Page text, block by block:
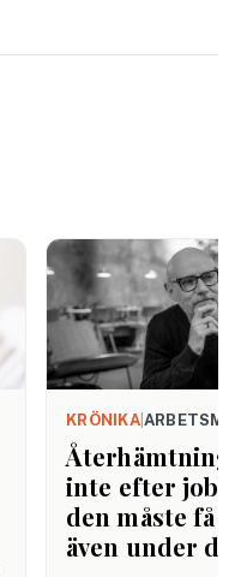
KRÖNIKA|
Återhämtning
inte efter
den måste få
även under